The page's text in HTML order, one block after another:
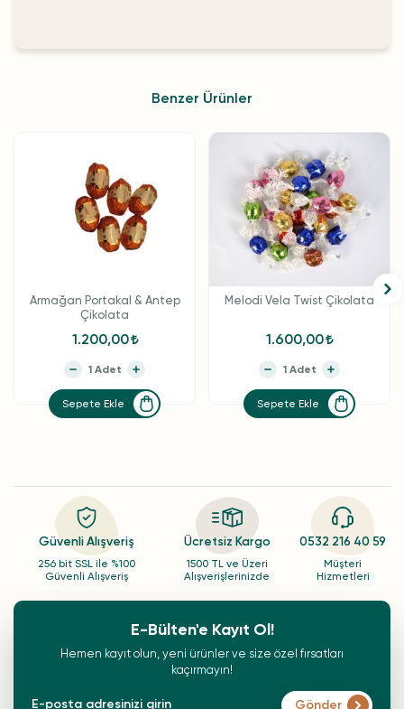
Benzer Ürünler
Armağan Portakal & Antep
Çikolata
1.200,00
Sepete Ekle
Melodi Vela Twist Çikolata
1.600,00
Sepete Ekle
Güvenli Alışveriş
256 bit SSL ile %100
Güvenli Alışveriş
Ücretsiz Kargo
1500 TL ve Üzeri
Alışverişlerinizde
0532 216 40 59
Müşteri
Hizmetleri
E-Bülten'e Kayıt Ol!
Hemen kayıt olun, yeni ürünler ve size özel fırsatları
kaçırmayın!
Gönder